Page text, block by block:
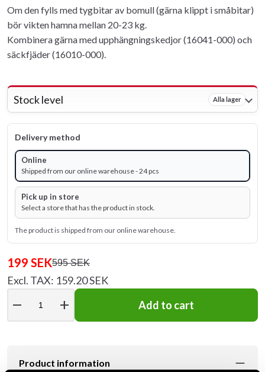
Om den fylls med tygbitar av bomull (gärna klippt i småbitar)
bör vikten hamna mellan 20-23 kg.
Kombinera gärna med upphängningskedjor (16041-000) och
säckfjäder (16010-000).
Stock level Alla lager
Delivery method
Online
Shipped from our online warehouse - 24 pcs
Pick up in store
Select a store that has the product in stock.
The product is shipped from our online warehouse.
199 SEK595 SEK
Excl. TAX: 159.20 SEK
remove add Add to cart
Product information